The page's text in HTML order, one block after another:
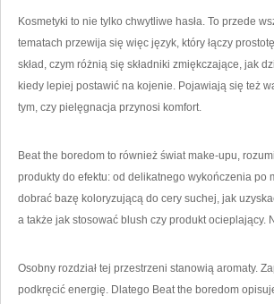
Kosmetyki to nie tylko chwytliwe hasła. To przede
tematach przewija się więc język, który łączy
skład, czym różnią się składniki zmiękczające, jak
kiedy lepiej postawić na kojenie. Pojawiają się też
tym, czy pielęgnacja przynosi komfort.
Beat the boredom to również świat make-upu,
produkty do efektu: od delikatnego wykończenia
dobrać bazę koloryzującą do cery suchej, jak
a także jak stosować blush czy produkt ocieplający.
Osobny rozdział tej przestrzeni stanowią aromaty.
podkręcić energię. Dlatego Beat the boredom